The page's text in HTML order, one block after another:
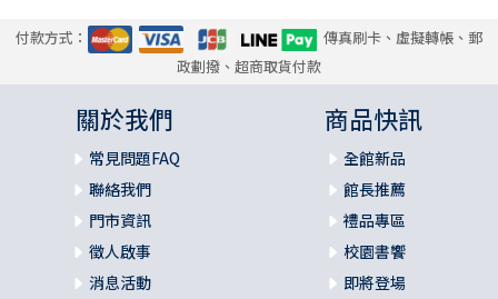
付款方式：
傳真刷卡、虛擬轉帳、郵
政劃撥、超商取貨付款
關於我們
常見問題FAQ
聯絡我們
門市資訊
徵人啟事
消息活動
商品快訊
全館新品
館長推薦
禮品專區
校園書饗
即將登場